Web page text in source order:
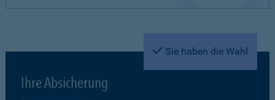
Sie haben die Wahl
Ihre Absicherung